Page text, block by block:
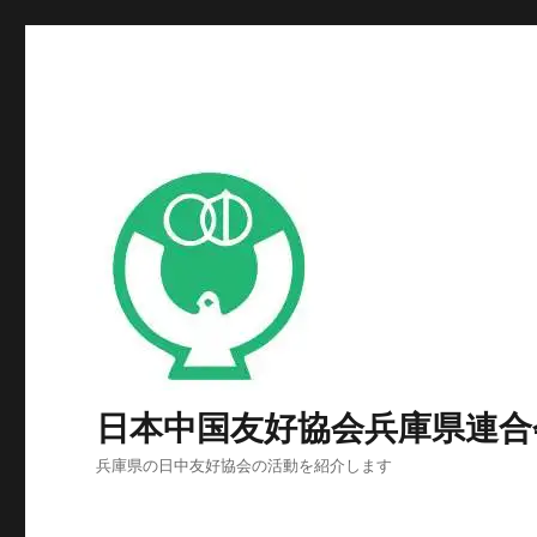
日本中国友好協会兵庫県連
兵庫県の日中友好協会の活動を紹介します